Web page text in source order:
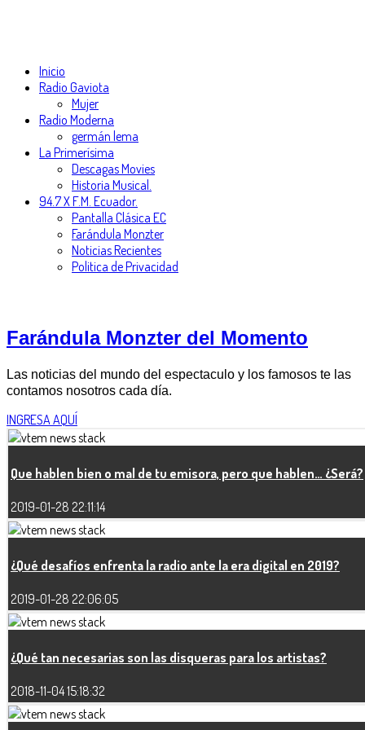
Inicio
Radio Gaviota
Mujer
Radio Moderna
germán lema
La Primerísima
Descagas Movies
Historia Musical.
94.7 X F.M. Ecuador.
Pantalla Clásica EC
Farándula Monzter
Noticias Recientes
Politica de Privacidad
Farándula Monzter del Momento
Las noticias del mundo del espectaculo y los famosos te las
contamos nosotros cada día.
INGRESA AQUÍ
Que hablen bien o mal de tu emisora, pero que hablen… ¿Será?
2019-01-28 22:11:14
¿Qué desafíos enfrenta la radio ante la era digital en 2019?
2019-01-28 22:06:05
¿Qué tan necesarias son las disqueras para los artistas?
2018-11-04 15:18:32